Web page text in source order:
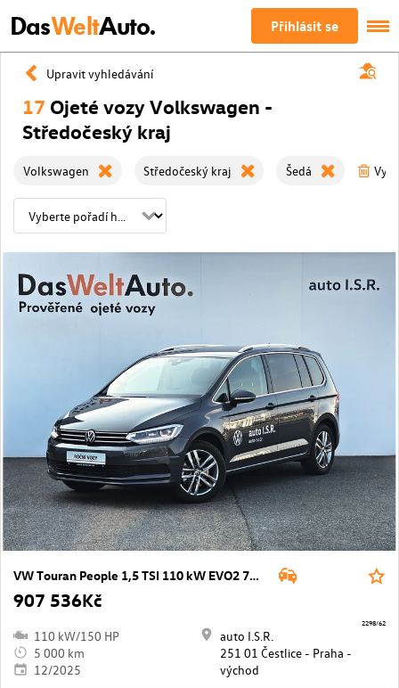
DasWeltAuto. Přihlásit se
Upravit vyhledávání
17 Ojeté vozy Volkswagen -
Středočeský kraj
Volkswagen Středočeský kraj Šedá
VW Touran People 1,5 TSI 110 kW EVO2 7DSG
907 536Kč
110 kW/150 HP
5 000 km
12/2025
auto I.S.R.
251 01 Čestlice - Praha -
východ
2298/62